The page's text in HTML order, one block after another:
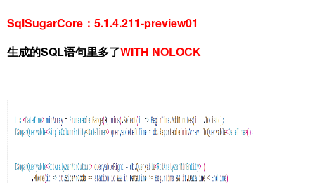
SqlSugarCore：5.1.4.211-preview01
生成的SQL语句里多了WITH NOLOCK